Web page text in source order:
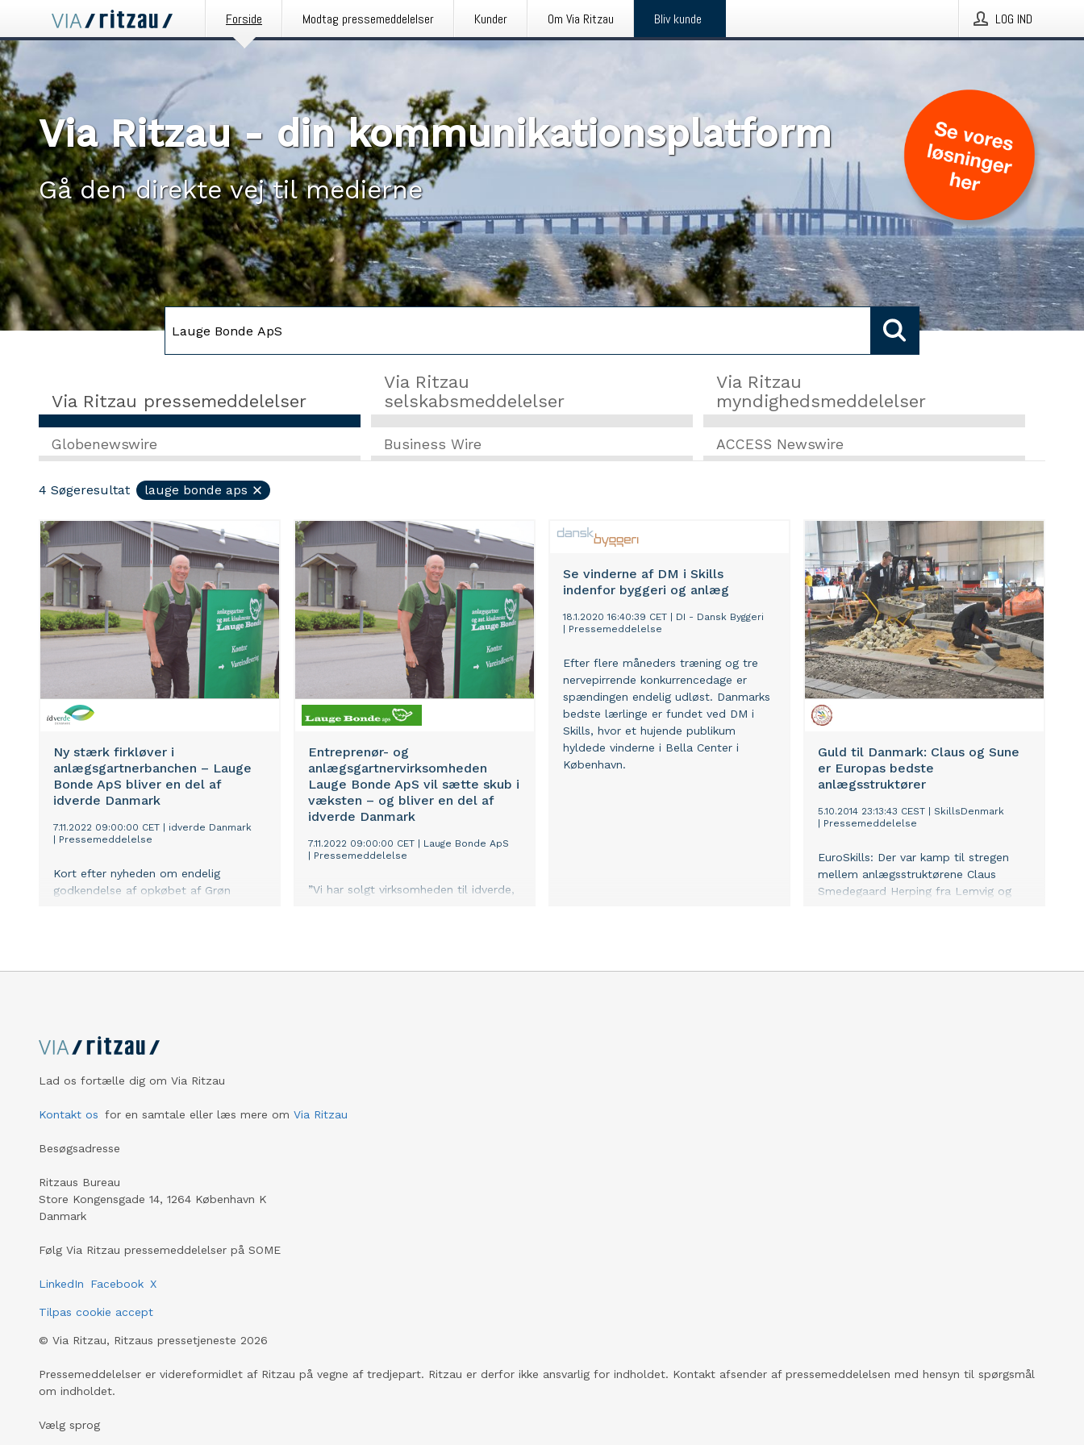
Forside Modtag pressemeddelelser Kunder Om Via Ritzau Bliv kunde LOG IND
Via Ritzau - din kommunikationsplatform
Gå den direkte vej til medierne
Via Ritzau pressemeddelelser
Via Ritzau
selskabsmeddelelser
Via Ritzau
myndighedsmeddelelser
Globenewswire Business Wire ACCESS Newswire
4 Søgeresultat lauge bonde aps
Ny stærk firkløver i
anlægsgartnerbanchen – Lauge
Bonde ApS bliver en del af
idverde Danmark
7.11.2022 09:00:00 CET
idverde Danmark
Pressemeddelelse
Kort efter nyheden om endelig
godkendelse af opkøbet af Grøn
Bonde ApS, som sammen med
entreprenørkompetence og ikke
jordhåndtering, nedknusning og
Entreprenør- og
anlægsgartnervirksomheden
Lauge Bonde ApS vil sætte skub i
væksten – og bliver en del af
idverde Danmark
7.11.2022 09:00:00 CET
Lauge Bonde ApS
Pressemeddelelse
”Vi har solgt virksomheden til idverde,
vi store dele af det vestjyske marked
Bonde ApS.
Se vinderne af DM i Skills
indenfor byggeri og anlæg
18.1.2020 16:40:39 CET
DI - Dansk Byggeri
Pressemeddelelse
Efter flere måneders træning og tre
nervepirrende konkurrencedage er
spændingen endelig udløst. Danmarks
bedste lærlinge er fundet ved DM i
Skills, hvor et hujende publikum
hyldede vinderne i Bella Center i
København.
Guld til Danmark: Claus og Sune
er Europas bedste
anlægsstruktører
5.10.2014 23:13:43 CEST
SkillsDenmark
Pressemeddelelse
EuroSkills: Der var kamp til stregen
mellem anlægsstruktørene Claus
Smedegaard Herping fra Lemvig og
Danmarks første medalje ved de
Lad os fortælle dig om Via Ritzau
Kontakt os for en samtale eller læs mere om Via Ritzau
Besøgsadresse
Ritzaus Bureau
Store Kongensgade 14, 1264 København K
Danmark
Følg Via Ritzau pressemeddelelser på SOME
LinkedIn Facebook X
Tilpas cookie accept
© Via Ritzau, Ritzaus pressetjeneste 2026
Pressemeddelelser er videreformidlet af Ritzau på vegne af tredjepart. Ritzau er derfor ikke ansvarlig for indholdet. Kontakt afsender af pressemeddelelsen med hensyn til spørgsmål
om indholdet.
Vælg sprog